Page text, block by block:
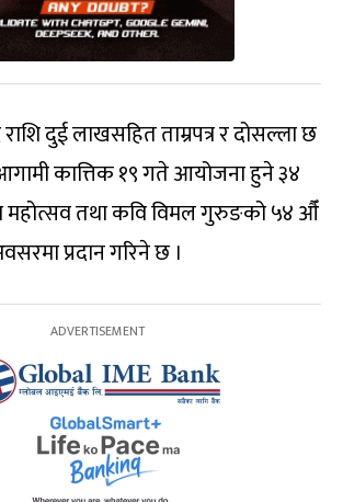
दुई लाखसहित ताम्रपत्र र दोसल्ला छ
कात्तिक १९ गते आयोजना हुने ३४
महोत्सव तथा कवि विमल गुरुङको ५४ औँ
प्रदान गरिने छ ।